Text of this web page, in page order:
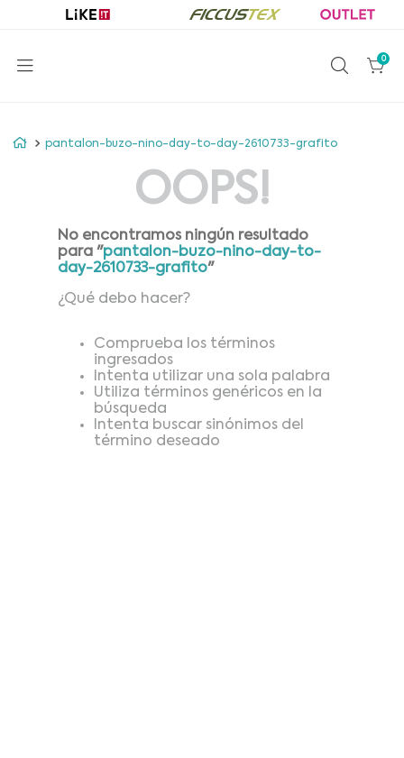
0
pantalon-buzo-nino-day-to-day-2610733-grafito
OOPS!
No encontramos ningún resultado
para "pantalon-buzo-nino-day-to-
day-2610733-grafito"
¿Qué debo hacer?
Comprueba los términos
ingresados
Intenta utilizar una sola palabra
Utiliza términos genéricos en la
búsqueda
Intenta buscar sinónimos del
término deseado